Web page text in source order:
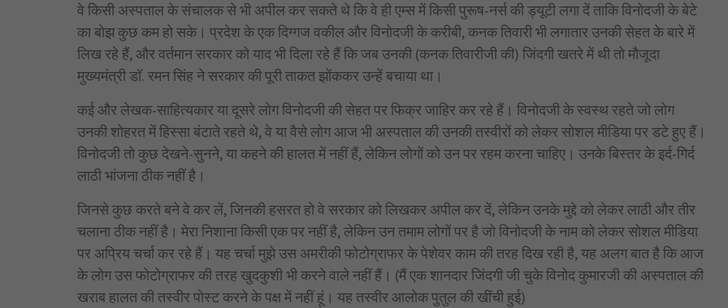
वे किसी अस्पताल के संचालक से भी अपील कर सकते थे कि वे ही एम्स में किसी पुरूष-नर्स की ड्यूटी लगा दें ताकि विनोदजी के बेटे
का बोझ कुछ कम हो सके। प्रदेश के एक दिग्गज वकील और विनोदजी के करीबी, कनक तिवारी भी लगातार उनकी सेहत के बारे में
लिख रहे हैं, और वर्तमान सरकार को याद भी दिला रहे हैं कि जब उनकी (कनक तिवारीजी की) जिंदगी खतरे में थी तो मौजूदा
मुख्यमंत्री डॉ. रमन सिंह ने सरकार की पूरी ताकत झोंककर उन्हें बचाया था।
कई और लेखक-साहित्यकार या दूसरे लोग विनोदजी की सेहत पर फिक्र जाहिर कर रहे हैं। विनोदजी के स्वस्थ रहते जो लोग
उनकी शोहरत में हिस्सा बंटाते रहते थे, वे या वैसे लोग आज भी अस्पताल की उनकी तस्वीरों को लेकर सोशल मीडिया पर डटे हुए हैं।
विनोदजी तो कुछ देखने-सुनने, या कहने की हालत में नहीं हैं, लेकिन लोगों को उन पर रहम करना चाहिए। उनके बिस्तर के इर्द-गिर्द
लाठी भांजना ठीक नहीं है।
जिनसे कुछ करते बने वे कर लें, जिनकी हसरत हो वे सरकार को लिखकर अपील कर दें, लेकिन उनके मुद्दे को लेकर लाठी और तीर
चलाना ठीक नहीं है। मेरा निशाना किसी एक पर नहीं है, लेकिन उन तमाम लोगों पर है जो विनोदजी के नाम को लेकर सोशल मीडिया
पर अप्रिय चर्चा कर रहे हैं। यह चर्चा मुझे उस अमरीकी फोटोग्राफर के पेशेवर काम की तरह दिख रही है, यह अलग बात है कि आज
के लोग उस फोटोग्राफर की तरह खुदकुशी भी करने वाले नहीं हैं। (मैं एक शानदार जिंदगी जी चुके विनोद कुमारजी की अस्पताल की
खराब हालत की तस्वीर पोस्ट करने के पक्ष में नहीं हूं। यह तस्वीर आलोक पुतुल की खींची हुई)